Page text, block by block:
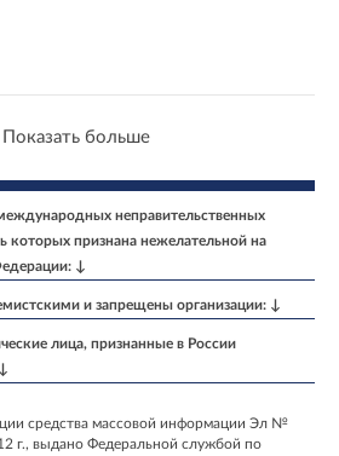
Показать больше
неправительственных
которых признана нежелательной на
↓
и запрещены организации: ↓
лица, признанные в России
средства массовой информации Эл №
г., выдано Федеральной службой по